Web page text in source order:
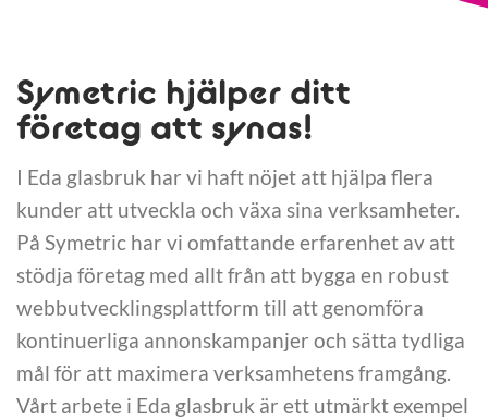
Symetric hjälper ditt
företag att synas!
I Eda glasbruk har vi haft nöjet att hjälpa flera
kunder att utveckla och växa sina verksamheter.
På Symetric har vi omfattande erfarenhet av att
stödja företag med allt från att bygga en robust
webbutvecklingsplattform till att genomföra
kontinuerliga annonskampanjer och sätta tydliga
mål för att maximera verksamhetens framgång.
Vårt arbete i Eda glasbruk är ett utmärkt exempel